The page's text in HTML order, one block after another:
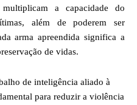
a capacidade do
além de poderem ser
arma apreendida significa a
de vidas.
de inteligência aliado à
para reduzir a violência